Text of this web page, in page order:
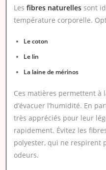
Les fibres naturelles sont
température corporelle.
Le coton
Le lin
La laine de mérinos
Ces matières permettent à
d’évacuer l’humidité. En
très appréciés pour leur
rapidement. Évitez les
polyester, qui ne respirent
odeurs.